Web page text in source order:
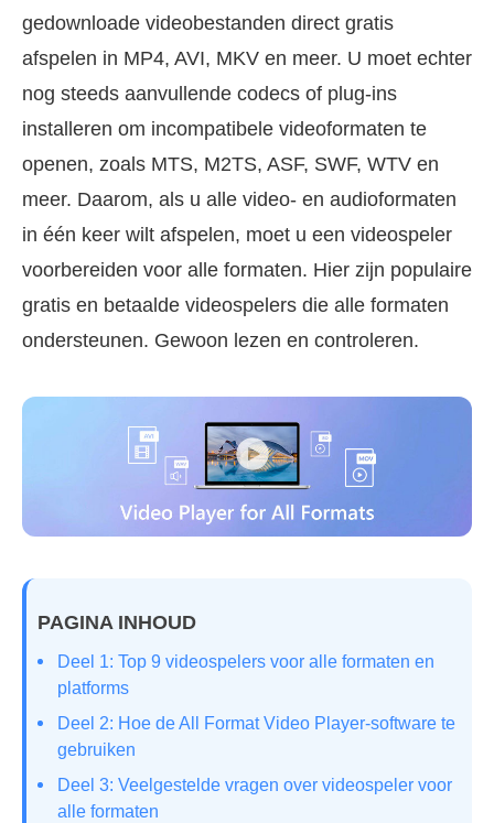
gedownloade videobestanden direct gratis
afspelen in MP4, AVI, MKV en meer. U moet echter
nog steeds aanvullende codecs of plug-ins
installeren om incompatibele videoformaten te
openen, zoals MTS, M2TS, ASF, SWF, WTV en
meer. Daarom, als u alle video- en audioformaten
in één keer wilt afspelen, moet u een videospeler
voorbereiden voor alle formaten. Hier zijn populaire
gratis en betaalde videospelers die alle formaten
ondersteunen. Gewoon lezen en controleren.
PAGINA INHOUD
Deel 1: Top 9 videospelers voor alle formaten en
platforms
Deel 2: Hoe de All Format Video Player-software te
gebruiken
Deel 3: Veelgestelde vragen over videospeler voor
alle formaten